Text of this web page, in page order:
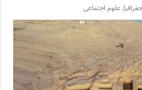
جغرافیا,علوم اجتماعی